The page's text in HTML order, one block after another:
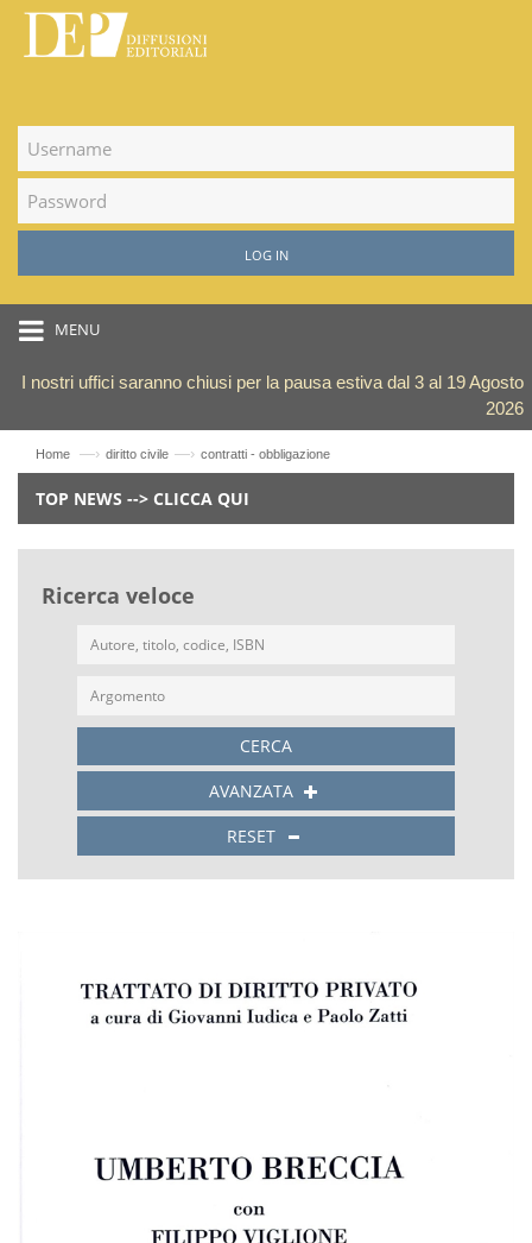
LOG IN
MENU
I nostri uffici saranno chiusi per la pausa estiva dal 3 al 19 Agosto
2026
Home —› diritto civile —› contratti - obbligazione
TOP NEWS --> CLICCA QUI
Ricerca veloce
CERCA
AVANZATA
RESET